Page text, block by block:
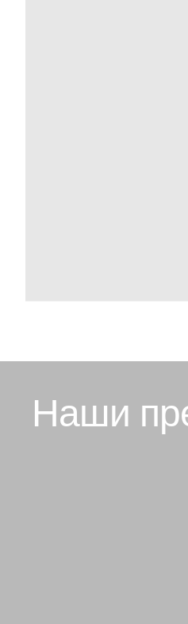
Наши